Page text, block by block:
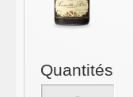
Quantités